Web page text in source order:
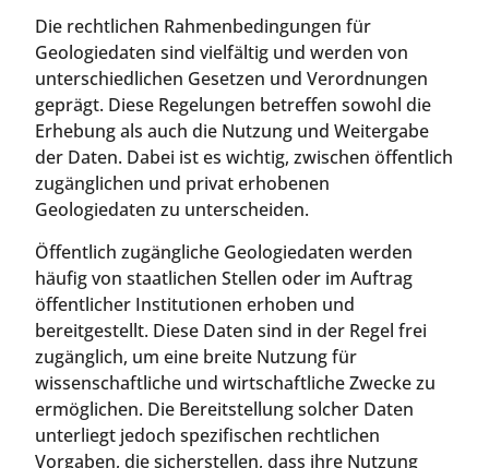
Die rechtlichen Rahmenbedingungen für
Geologiedaten sind vielfältig und werden von
unterschiedlichen Gesetzen und Verordnungen
geprägt. Diese Regelungen betreffen sowohl die
Erhebung als auch die Nutzung und Weitergabe
der Daten. Dabei ist es wichtig, zwischen öffentlich
zugänglichen und privat erhobenen
Geologiedaten zu unterscheiden.
Öffentlich zugängliche Geologiedaten werden
häufig von staatlichen Stellen oder im Auftrag
öffentlicher Institutionen erhoben und
bereitgestellt. Diese Daten sind in der Regel frei
zugänglich, um eine breite Nutzung für
wissenschaftliche und wirtschaftliche Zwecke zu
ermöglichen. Die Bereitstellung solcher Daten
unterliegt jedoch spezifischen rechtlichen
Vorgaben, die sicherstellen, dass ihre Nutzung